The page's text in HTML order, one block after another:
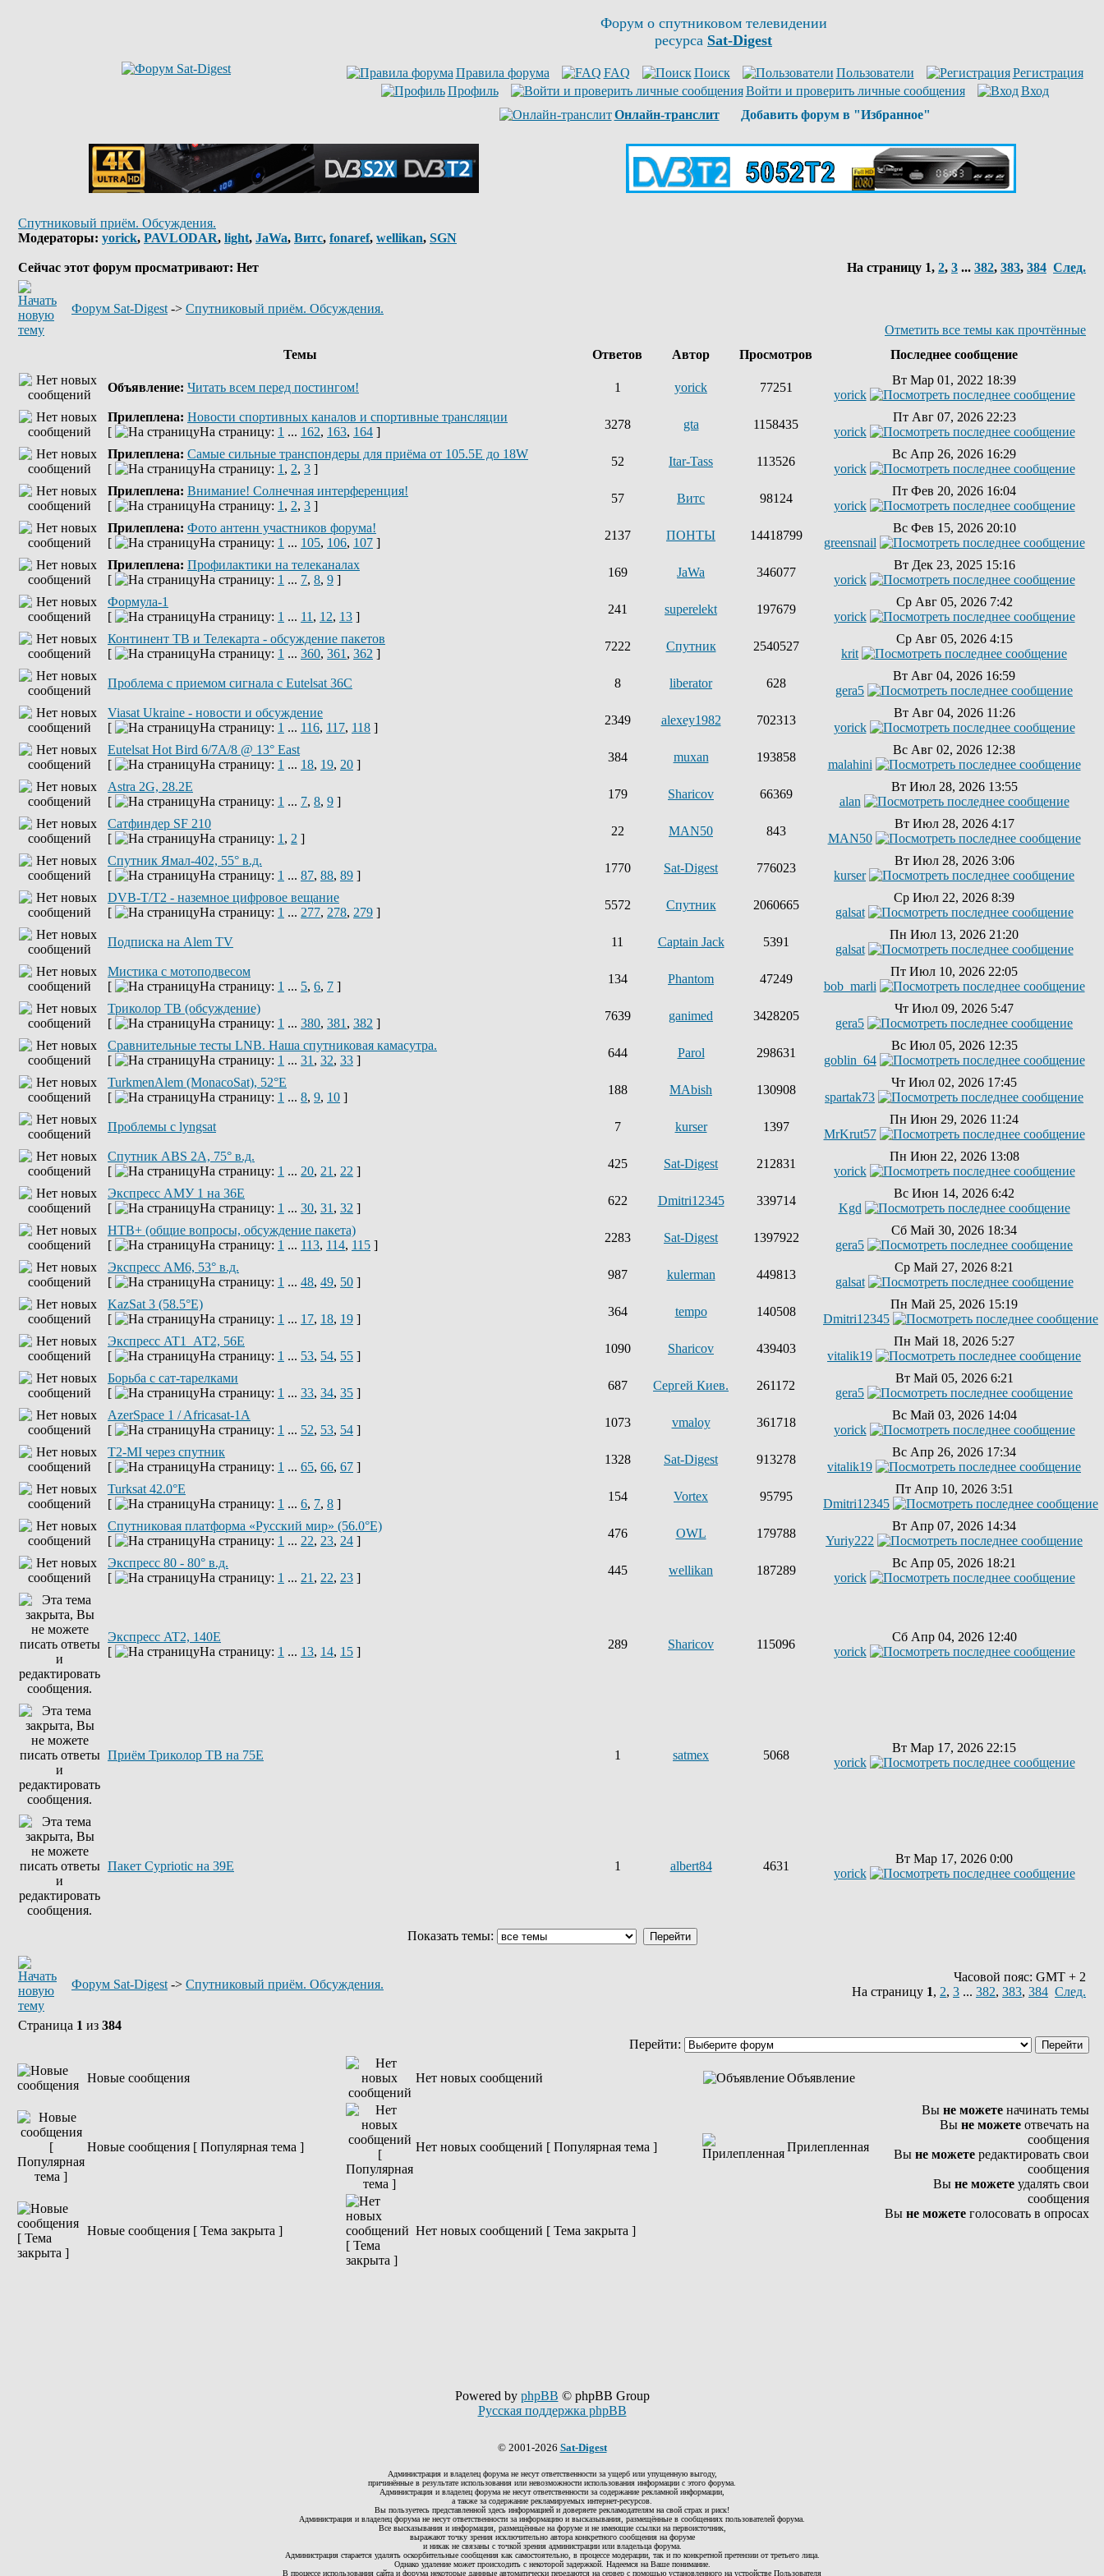
Форум о спутниковом телевидении
ресурса Sat-Digest
Правила форума FAQ Поиск Пользователи
Регистрация
Профиль
Войти и проверить личные сообщения
Вход
Онлайн-транслит
Добавить форум в "Избранное"
Спутниковый приём. Обсуждения.
Модераторы: yorick, PAVLODAR, light, JaWa, Витс, fonaref, wellikan, SGN
Сейчас этот форум просматривают: Нет На страницу 1, 2, 3 ... 382, 383, 384 След.
Форум Sat-Digest -> Спутниковый приём. Обсуждения.
Отметить все темы как прочтённые
Темы
Ответов Автор Просмотров Последнее сообщение
Объявление: Читать всем перед постингом! 1 yorick 77251
Вт Мар 01, 2022 18:39
yorick
Прилеплена: Новости спортивных каналов и спортивные трансляции
[
На страницу: 1 ... 162, 163, 164 ]
3278 gta 1158435
Пт Авг 07, 2026 22:23
yorick
Прилеплена: Самые сильные транспондеры для приёма от 105.5Е до 18W
[
На страницу: 1 , 2, 3 ]
52 Itar-Tass 113526
Вс Апр 26, 2026 16:29
yorick
Прилеплена: Внимание! Солнечная интерференция!
[
На страницу: 1 , 2, 3 ]
57 Витс 98124
Пт Фев 20, 2026 16:04
yorick
Прилеплена: Фото антенн участников форума!
[
На страницу: 1 ... 105, 106, 107 ]
2137 ПОНТЫ 14418799
Вс Фев 15, 2026 20:10
greensnail
Прилеплена: Профилактики на телеканалах
[
На страницу: 1 ... 7, 8, 9 ]
169 JaWa 346077
Вт Дек 23, 2025 15:16
yorick
Формула-1
[
На страницу: 1 ... 11 , 12, 13 ]
241 superelekt 197679
Ср Авг 05, 2026 7:42
yorick
Континент ТВ и Телекарта - обсуждение пакетов
[
На страницу: 1 ... 360, 361 , 362 ]
7222 Спутник 2540527
Ср Авг 05, 2026 4:15
krit
Проблема с приемом сигнала с Eutelsat 36C 8 liberator 628
Вт Авг 04, 2026 16:59
gera5
Viasat Ukraine - новости и обсуждение
[
На страницу: 1 ... 116, 117, 118 ]
2349 alexey1982 702313
Вт Авг 04, 2026 11:26
yorick
Eutelsat Hot Bird 6/7A/8 @ 13° East
[
На страницу: 1 ... 18, 19, 20 ]
384 muxan 193858
Вс Авг 02, 2026 12:38
malahini
Astra 2G, 28.2E
[
На страницу: 1 ... 7, 8, 9 ]
179 Sharicov 66369
Вт Июл 28, 2026 13:55
alan
Сатфиндер SF 210
[
На страницу: 1 , 2 ]
22 MAN50 843
Вт Июл 28, 2026 4:17
MAN50
Спутник Ямал-402, 55° в.д.
[
На страницу: 1 ... 87, 88, 89 ]
1770 Sat-Digest 776023
Вт Июл 28, 2026 3:06
kurser
DVB-T/T2 - наземное цифровое вещание
[
На страницу: 1 ... 277, 278, 279 ]
5572 Спутник 2060665
Ср Июл 22, 2026 8:39
galsat
Подписка на Alem TV 11 Captain Jack 5391
Пн Июл 13, 2026 21:20
galsat
Мистика с мотоподвесом
[
На страницу: 1 ... 5, 6, 7 ]
134 Phantom 47249
Пт Июл 10, 2026 22:05
bob_marli
Триколор ТВ (обсуждение)
[
На страницу: 1 ... 380, 381 , 382 ]
7639 ganimed 3428205
Чт Июл 09, 2026 5:47
gera5
Сравнительные тесты LNB. Наша спутниковая камасутра.
[
На страницу: 1 ... 31 , 32, 33 ]
644 Parol 298631
Вс Июл 05, 2026 12:35
goblin_64
TurkmenAlem (MonacoSat), 52°E
[
На страницу: 1 ... 8, 9, 10 ]
188 MAbish 130908
Чт Июл 02, 2026 17:45
spartak73
Проблемы с lyngsat 7 kurser 1397
Пн Июн 29, 2026 11:24
MrKrut57
Спутник ABS 2A, 75° в.д.
[
На страницу: 1 ... 20, 21 , 22 ]
425 Sat-Digest 212831
Пн Июн 22, 2026 13:08
yorick
Экспресс АМУ 1 на 36Е
[
На страницу: 1 ... 30, 31 , 32 ]
622 Dmitri12345 339714
Вс Июн 14, 2026 6:42
Kgd
НТВ+ (общие вопросы, обсуждение пакета)
[
На страницу: 1 ... 113, 114, 115 ]
2283 Sat-Digest 1397922
Сб Май 30, 2026 18:34
gera5
Экспресс AM6, 53° в.д.
[
На страницу: 1 ... 48, 49, 50 ]
987 kulerman 449813
Ср Май 27, 2026 8:21
galsat
KazSat 3 (58.5°E)
[
На страницу: 1 ... 17, 18, 19 ]
364 tempo 140508
Пн Май 25, 2026 15:19
Dmitri12345
Экспресс AT1_АТ2, 56E
[
На страницу: 1 ... 53, 54, 55 ]
1090 Sharicov 439403
Пн Май 18, 2026 5:27
vitalik19
Борьба с сат-тарелками
[
На страницу: 1 ... 33, 34, 35 ]
687 Сергей Киев. 261172
Вт Май 05, 2026 6:21
gera5
AzerSpace 1 / Africasat-1A
[
На страницу: 1 ... 52, 53, 54 ]
1073 vmaloy 361718
Вс Май 03, 2026 14:04
yorick
T2-MI через спутник
[
На страницу: 1 ... 65, 66, 67 ]
1328 Sat-Digest 913278
Вс Апр 26, 2026 17:34
vitalik19
Turksat 42.0°E
[
На страницу: 1 ... 6, 7, 8 ]
154 Vortex 95795
Пт Апр 10, 2026 3:51
Dmitri12345
Спутниковая платформа «Русский мир» (56.0°E)
[
На страницу: 1 ... 22, 23, 24 ]
476 OWL 179788
Вт Апр 07, 2026 14:34
Yuriy222
Экспресс 80 - 80° в.д.
[
На страницу: 1 ... 21 , 22, 23 ]
445 wellikan 187289
Вс Апр 05, 2026 18:21
yorick
Экспресс AT2, 140E
[
На страницу: 1 ... 13, 14, 15 ]
289 Sharicov 115096
Сб Апр 04, 2026 12:40
yorick
Приём Триколор ТВ на 75Е 1 satmex 5068
Вт Мар 17, 2026 22:15
yorick
Пакет Cypriotic на 39Е 1 albert84 4631
Вт Мар 17, 2026 0:00
yorick
Показать темы:
Форум Sat-Digest -> Спутниковый приём. Обсуждения.
Часовой пояс: GMT + 2
На страницу 1, 2, 3 ... 382, 383, 384 След.
Страница 1 из 384
Перейти:
Новые сообщения Нет новых сообщений Объявление
Новые сообщения [ Популярная тема ] Нет новых сообщений [ Популярная тема ] Прилепленная
Новые сообщения [ Тема закрыта ] Нет новых сообщений [ Тема закрыта ]
Вы не можете начинать темы
Вы не можете отвечать на
сообщения
Вы не можете редактировать свои
сообщения
Вы не можете удалять свои
сообщения
Вы не можете голосовать в опросах
Powered by phpBB © phpBB Group
Русская поддержка phpBB
© 2001-2026 Sat-Digest
Администрация и владелец форума не несут ответственности за ущерб или упущенную выгоду,
причинённые в результате использования или невозможности использования информации с этого форума.
Администрация и владелец форума не несут ответственности за содержание рекламной информации,
а также за содержание рекламируемых интернет-ресурсов.
Вы пользуетесь представленной здесь информацией и доверяете рекламодателям на свой страх и риск!
Администрация и владелец форума не несут ответственности за информацию и высказывания, размещённые в сообщениях пользователей форума.
Все высказывания и информация, размещённые на форуме и не имеющие ссылки на первоисточник,
выражают точку зрения исключительно автора конкретного сообщения на форуме
и никак не связаны с точкой зрения администрации или владельца форума.
Администрация старается удалять оскорбительные сообщения как самостоятельно, в процессе модерации, так и по конкретной претензии от третьего лица.
Однако удаление может происходить с некоторой задержкой. Надеемся на Ваше понимание.
В процессе использования сайта и форума некоторые даннные автоматически передаются на сервер с помощью установленного на устройстве Пользователя